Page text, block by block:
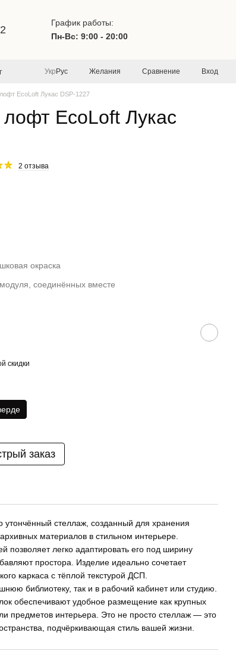
График работы:
Пн-Вс: 9:00 - 20:00
Укр Рус Желания Сравнение Вход
EcoLoft Лукас DSP-1227
EcoLoft Лукас
2 отзыва
окраска
соединённых вместе
скидки
заказ
стеллаж, созданный для хранения
материалов в стильном интерьере.
позволяет легко адаптировать его под ширину
простора. Изделие идеально сочетает
каркаса с тёплой текстурой ДСП.
библиотеку, так и в рабочий кабинет или студию.
обеспечивают удобное размещение как крупных
предметов интерьера. Это не просто стеллаж — это
подчёркивающая стиль вашей жизни.